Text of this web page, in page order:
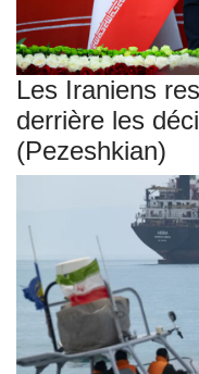
Les Iraniens
derrière les
(Pezeshkian)